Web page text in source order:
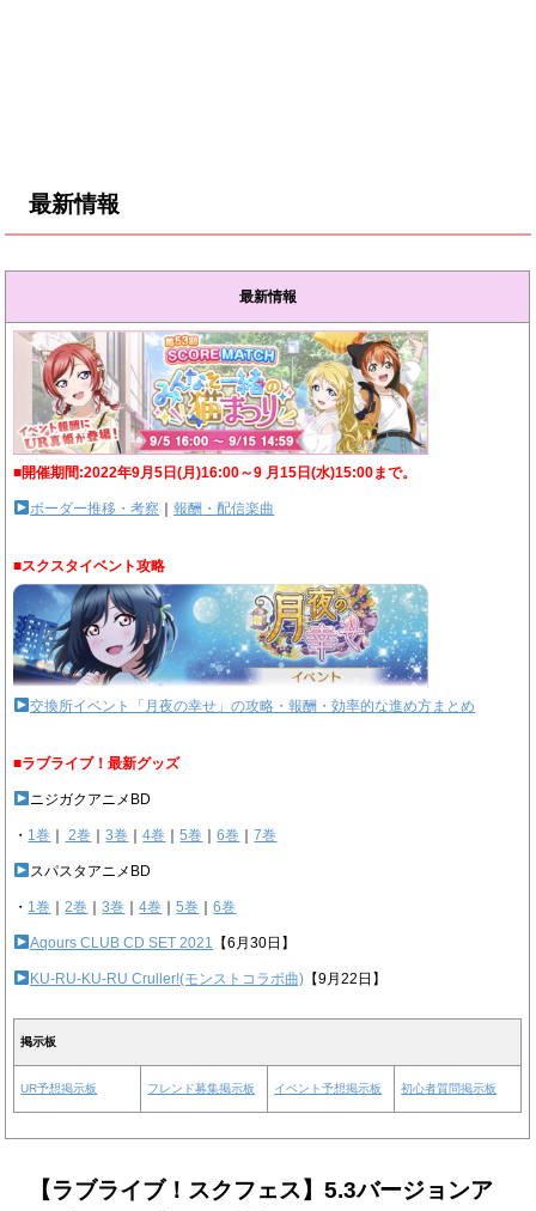
最新情報
最新情報
■開催期間:2022年9月5日(月)16:00～9 月15日(水)15:00まで。
ボーダー推移・考察 ｜報酬・配信楽曲
■スクスタイベント攻略
交換所イベント「月夜の幸せ」の攻略・報酬・効率的な進め方まとめ
■ラブライブ！最新グッズ
ニジガクアニメBD
・ 1巻 2巻 ｜3巻 ｜4巻 ｜5巻 ｜6巻 ｜7巻
スパスタアニメBD
・ 1巻 ｜2巻 ｜3巻 ｜4巻 ｜5巻 ｜6巻
Aqours CLUB CD SET 2021 【6月30日】
KU-RU-KU-RU Cruller!(モンストコラボ曲) 【9月22日】
掲示板
UR予想掲示板 フレンド募集掲示板 イベント予想掲示板 初心者質問掲示板
【ラブライブ！スクフェス】5.3バージョンア